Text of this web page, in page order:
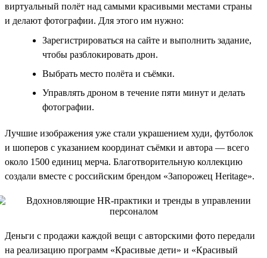
виртуальный полёт над самыми красивыми местами страны
и делают фотографии. Для этого им нужно:
Зарегистрироваться на сайте и выполнить задание,
чтобы разблокировать дрон.
Выбрать место полёта и съёмки.
Управлять дроном в течение пяти минут и делать
фотографии.
Лучшие изображения уже стали украшением худи, футболок
и шоперов с указанием координат съёмки и автора — всего
около 1500 единиц мерча. Благотворительную коллекцию
создали вместе с российским брендом «Запорожец Heritage».
Деньги с продажи каждой вещи с авторскими фото передали
на реализацию программ «Красивые дети» и «Красивый